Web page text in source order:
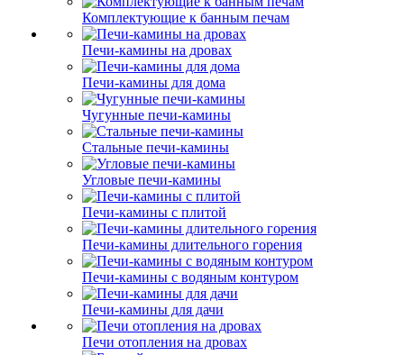
Комплектующие к банным печам
Печи-камины на дровах
Печи-камины для дома
Чугунные печи-камины
Стальные печи-камины
Угловые печи-камины
Печи-камины с плитой
Печи-камины длительного горения
Печи-камины с водяным контуром
Печи-камины для дачи
Печи отопления на дровах